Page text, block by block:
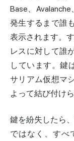
Base、
発生するまで誰
表示されます。
レスに対して誰
しています。鍵
サリアム仮想マ
よって結び付け
鍵を紛失したら
ではなく、すべ